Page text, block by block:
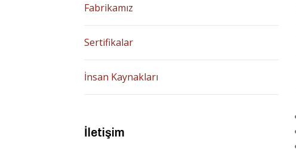
Fabrikamız
Sertifikalar
İnsan Kaynakları
İletişim